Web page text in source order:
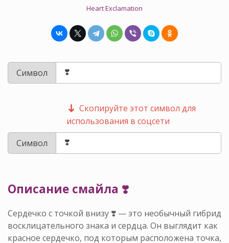
Heart Exclamation
Символ
Скопируйте этот символ для
использования в соцсети
Символ
Описание смайла ❣️
Сердечко с точкой внизу ❣️ — это необычный гибрид
восклицательного знака и сердца. Он выглядит как
красное сердечко, под которым расположена точка,